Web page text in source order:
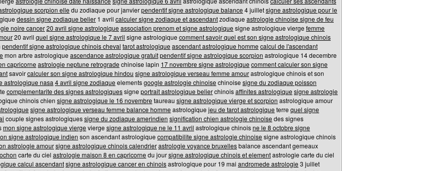
scorpion elle du zodiaque pour janvierpendentif signe astrologique balance 4 juilletsigne astrologique pour le
dessin signe zodiaque belier 1 avril calculer signe zodiaque et ascendantzodiaque astrologie chinoise signe de feu
noire cancer20 avril signe astrologique association prenom et signe astrologique signe astrologique vierge femme
20 avril quel signe astrologique le 7 avril signe astrologique comment savoir quel est son signe astrologique chinois
pendentif signe astrologique chinois cheval tarot astrologique ascendant astrologique homme calcul de l'ascendant
mon arbre astrologique ascendance astrologique gratuitpendentif signe astrologique scorpion astrologique 14 decembre
capricorne astrologie neptune retrograde chinoise lapin 17 novembre signe astrologique comment calculer son signe
savoircalculer son signe astrologique hindou signe astrologique verseau femme amourastrologique chinois et son
astrologique nasa 4 avril signe zodiaque elementsgoogle astrologie chinoise chinoise signe du zodiaque poisson
complementarite des signes astrologiquessigne portrait astrologique belierchinoisaffinites astrologique signe astrologie
chinois chien signe astrologique le 16 novembre taureau signe astrologique vierge et scorpion astrologique amour
signe astrologique verseau femme balance homme astrologique jeu de tarot astrologique terre quel signe
couple signes astrologiquessigne du zodiaque amerindien signification chien astrologie chinoise des signes
mon signe astrologique vierge vierge signe astrologique ne le 11 avril astrologique chinoisne le 8 octobre signe
signe astrologique indien son ascendant astrologique compatibilite signe astrologie chinoise signe astrologique chinois
astrologie amoursigne astrologique chinois calendrierastrologie voyance bruxellesbalance ascendant gemeaux
carte du ciel astrologie maison 8 en capricorne du joursigne astrologique chinois et elementastrologie carte du ciel
calcul ascendantsigne astrologique cancer en chinoisastrologique pour 19 mai andromede astrologie 3 juillet